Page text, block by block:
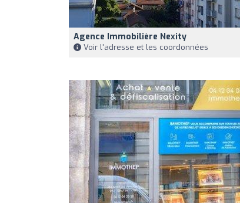
Agence Immobilière Nexity
Voir l'adresse et les coordonnées